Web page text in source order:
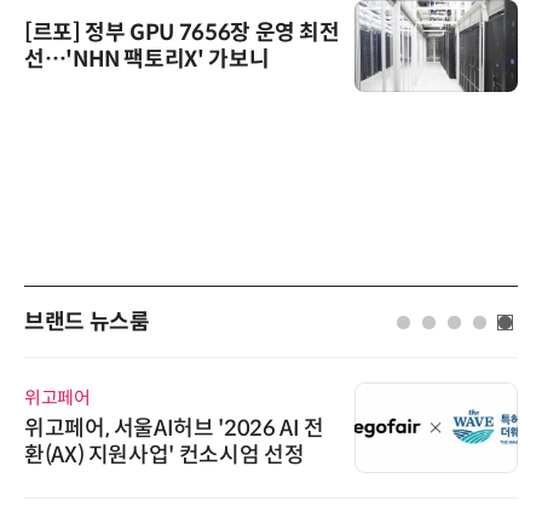
[르포] 정부 GPU 7656장 운영 최전
선…'NHN 팩토리X' 가보니
브랜드 뉴스룸
위고페어
위고페어, 서울AI허브 '2026 AI 전
환(AX) 지원사업' 컨소시엄 선정